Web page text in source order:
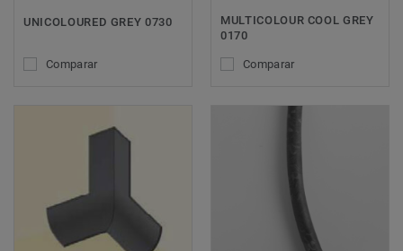
UNICOLOURED GREY 0730
Comparar
MULTICOLOUR COOL GREY
0170
Comparar